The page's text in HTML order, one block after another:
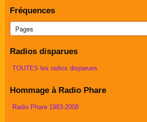
Fréquences
Radios disparues
TOUTES les radios disparues
Hommage à Radio Phare
Radio Phare 1983-2008